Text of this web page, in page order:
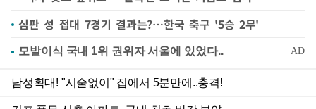
심판 성 접대 7경기 결과는?…한국 축구 '5승 2무'